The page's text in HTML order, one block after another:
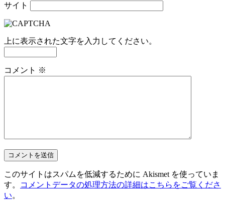
サイト
上に表示された文字を入力してください。
コメント ※
このサイトはスパムを低減するために Akismet を使っていま
す。
コメントデータの処理方法の詳細はこちらをご覧くださ
い。